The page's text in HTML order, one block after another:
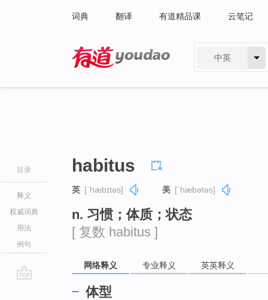
词典 翻译 有道精品课 云笔记
中英
目录
释义
权威词典
用法
例句
habitus
英 [ˈhæbɪtəs] 美 [ˈhæbətəs]
n. 习惯；体质；状态
[ 复数 habitus ]
网络释义 专业释义 英英释义
体型